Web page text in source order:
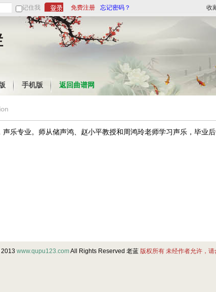
记住我 免费注册 忘记密码？ 收
手机版 返回曲谱网
乐专业。师从储声鸿、赵小平教授和周鸿玲老师学习声乐，毕业
www.qupu123.comAll Rights Reserved 老蓝 版权所有 未经作者允许，